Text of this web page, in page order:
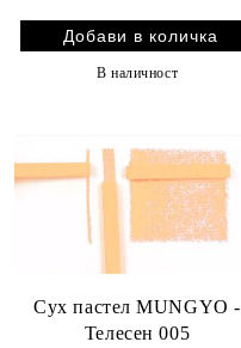
В наличност
Сух пастел MUNGYO -
Телесен 005